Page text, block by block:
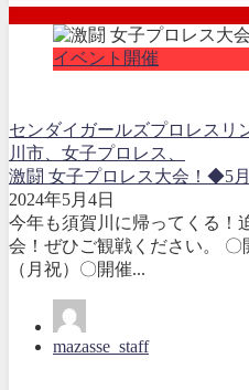
イベント開催
センダイガールズプロレスリ
川市、女子プロレス、
激闘 女子プロレス大会！◆5
2024年5月4日
今年も須賀川に帰ってくる！
会！ぜひご観戦ください。 〇
（月祝）〇開催...
mazasse_staff